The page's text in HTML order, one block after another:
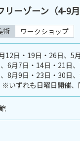
リーゾーン（4-9月
術 ワークショップ
12日・19日・26日、5
6月7日・14日・21日
8月9日・23日・30日
※いずれも日曜日開催、